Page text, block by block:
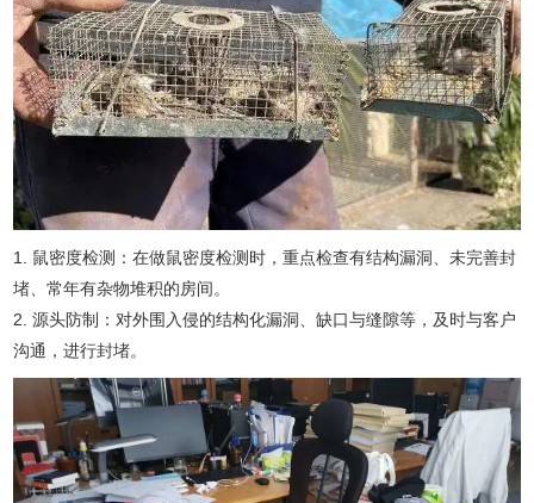
1. 鼠密度检测：在做鼠密度检测时，重点检查有结构漏洞、未完善封
堵、常年有杂物堆积的房间。
2. 源头防制：对外围入侵的结构化漏洞、缺口与缝隙等，及时与客户
沟通，进行封堵。